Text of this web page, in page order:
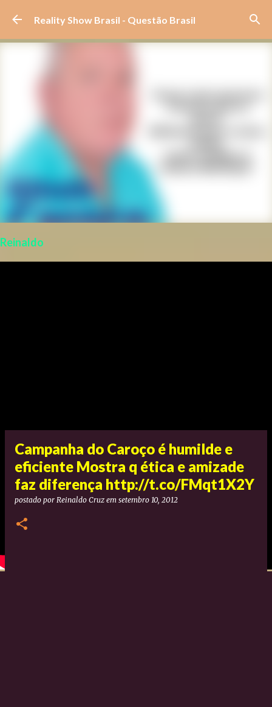
Pular para o conteúdo principal
Reality Show Brasil - Questão Brasil
Reinaldo
Campanha do Caroço é humilde e
eficiente Mostra q ética e amizade
faz diferença http://t.co/FMqt1X2Y
postado por Reinaldo Cruz em setembro 10, 2012